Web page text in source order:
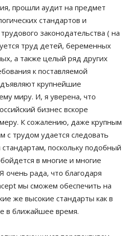
прошли аудит на предмет
стандартов и
законодательства ( на
труд детей, беременных
а также целый ряд других
к поставляемой
крупнейшие
миру. И, я уверена, что
бизнес вскоре
К сожалению, даже крупным
с трудом удается следовать
поскольку подобный
в многие и многие
очень рада, что благодаря
мы сможем обеспечить на
же высокие стандарты как в
в ближайшее время.